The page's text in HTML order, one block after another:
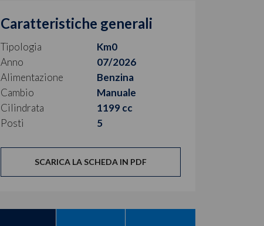
Caratteristiche generali
Tipologia
Km0
Anno
07/2026
Alimentazione
Benzina
Cambio
Manuale
Cilindrata
1199 cc
Posti
5
SCARICA LA SCHEDA IN PDF